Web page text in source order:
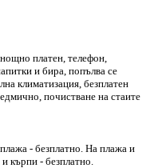
платен, телефон,
и бира, попълва се
климатизация, безплатен
почистване на стаите
- безплатно. На плажа и
кърпи - безплатно.